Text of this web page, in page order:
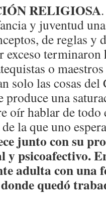
RELIGIOSA
y juventud
de reglas y
terminaron
o
solo las cosas
produce una
oír hablar de todo
la que uno
junto con su
psicoafectivo.
adulta con una
quedó